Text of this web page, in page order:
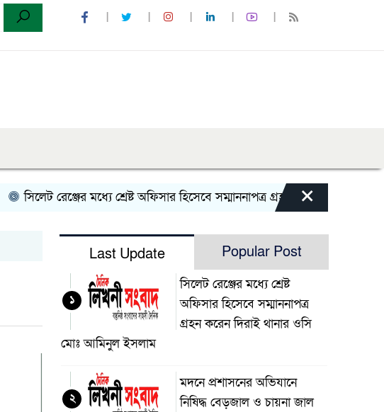
সিলেট রেঞ্জের মধ্যে শ্রেষ্ট অফিসার হিসেবে সম্মাননাপত্র গ্রহন করেন দিরাই থানার
×
Last Update Popular Post
সিলেট রেঞ্জের মধ্যে শ্রেষ্ট
অফিসার হিসেবে সম্মাননাপত্র
গ্রহন করেন দিরাই থানার ওসি
মোঃ আমিনুল ইসলাম
১
মদনে প্রশাসনের অভিযানে
নিষিদ্ধ বেড়জাল ও চায়না জাল
২